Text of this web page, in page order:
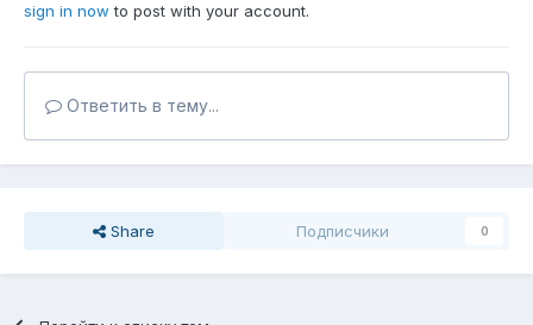
sign in now to post with your account.
Ответить в тему...
Share Подписчики 0